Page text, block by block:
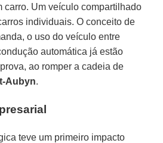
carro. Um veículo compartilhado
individuais. O conceito de
o uso do veículo entre
automática já estão
ao romper a cadeia de
Aubyn.
teve um primeiro impacto